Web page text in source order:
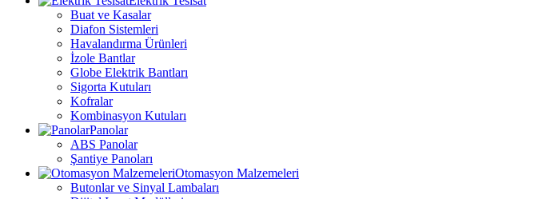
Buat ve Kasalar
Diafon Sistemleri
Havalandırma Ürünleri
İzole Bantlar
Globe Elektrik Bantları
Sigorta Kutuları
Kofralar
Kombinasyon Kutuları
Panolar
ABS Panolar
Şantiye Panoları
Otomasyon Malzemeleri
Butonlar ve Sinyal Lambaları